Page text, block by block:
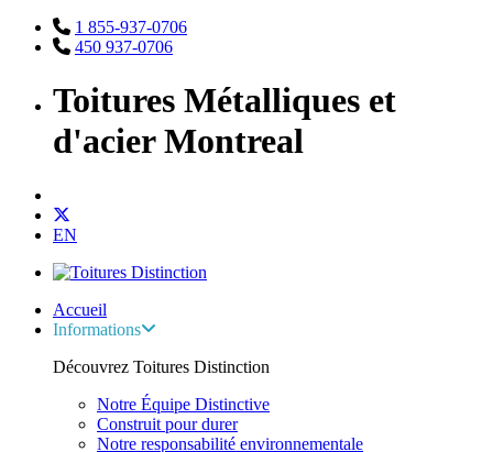
1 855-937-0706
450 937-0706
Toitures Métalliques et
d'acier Montreal
EN
Accueil
Informations
Découvrez Toitures Distinction
Notre Équipe Distinctive
Construit pour durer
Notre responsabilité environnementale